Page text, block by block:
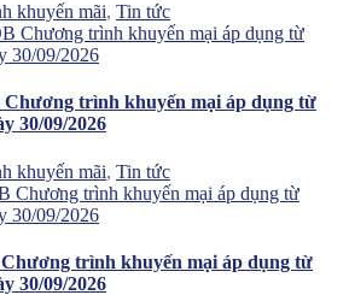
khuyến mãi, Tin tức
Chương trình khuyến mại áp dụng từ
30/09/2026
khuyến mãi, Tin tức
trình khuyến mại áp dụng từ
30/09/2026